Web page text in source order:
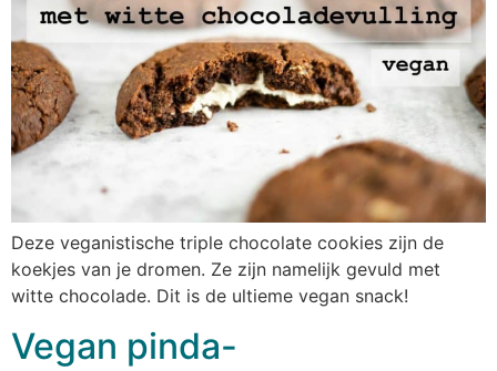
Deze veganistische triple chocolate cookies zijn de
koekjes van je dromen. Ze zijn namelijk gevuld met
witte chocolade. Dit is de ultieme vegan snack!
Vegan pinda-